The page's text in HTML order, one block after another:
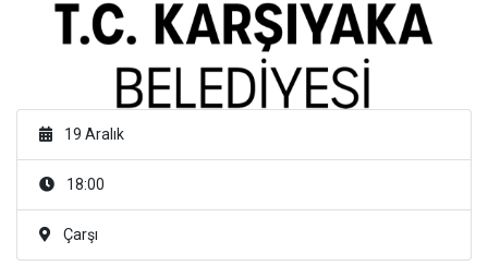
19 Aralık
18:00
Çarşı